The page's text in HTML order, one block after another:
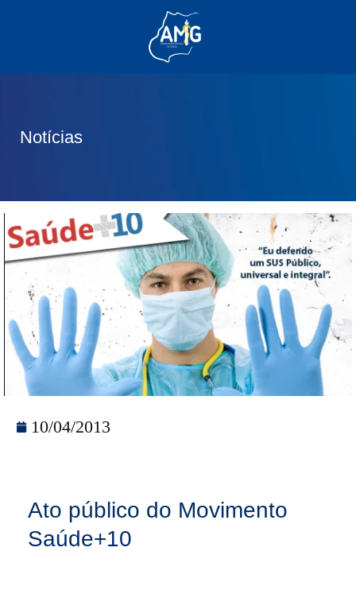
Notícias
10/04/2013
Ato público do Movimento
Saúde+10